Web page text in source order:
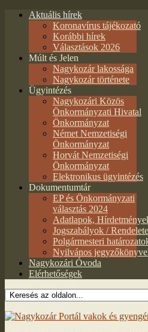
Aktuális hírek
Koronavírus tájékozató
Korábbi hírek
Választások 2026
Múlt és Jelen
Nagykozár lakossága
Nagykozár története
Ügyintézés
Nagykozári Közös
Önkormányzati Hivatal
Önkormányzat
Német Nemzetiségi
Önkormányzat
Horvát Nemzetiségi
Önkormányzat
Elektronikus ügyintézés
Dokumentumtár
EP és Önkormányzati
választás 2024
Adatlapok,
Jogszabályok /
Polgármesteri
Nyilvános
Nagykozári Óvoda
Elérhetőségek